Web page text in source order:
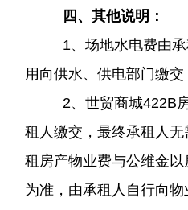
四、其他说明：
1、场地水电费由
用向供水、供电部门缴交
2、世贸商城422B
租人缴交，最终承租人
租房产物业费与公维金
为准，由承租人自行向